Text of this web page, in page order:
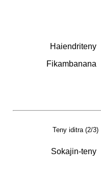
Haiendriteny
Fikambanana
Teny iditra (2/3)
Sokajin-teny